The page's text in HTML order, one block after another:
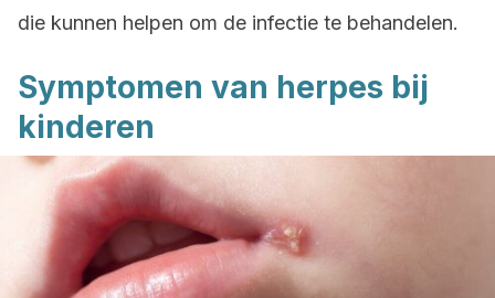
die kunnen helpen om de infectie te behandelen.
Symptomen van herpes bij
kinderen